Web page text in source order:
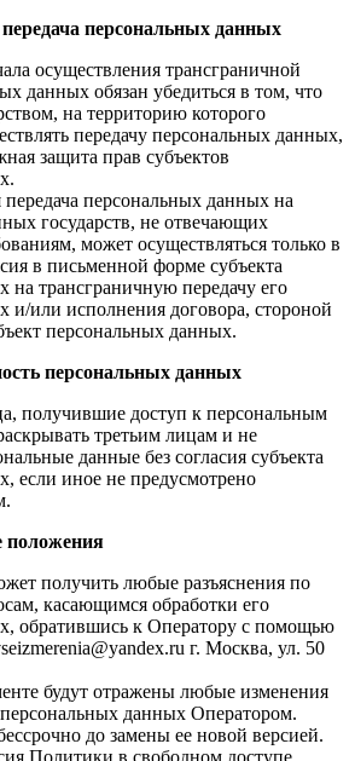
персональных данных
осуществления трансграничной
данных обязан убедиться в том, что
на территорию которого
передачу персональных данных,
защита прав субъектов
передача персональных данных на
государств, не отвечающих
может осуществляться только в
в письменной форме субъекта
на трансграничную передачу его
и/или исполнения договора, стороной
персональных данных.
персональных данных
получившие доступ к персональным
третьим лицам и не
данные без согласия субъекта
если иное не предусмотрено
положения
получить любые разъяснения по
касающимся обработки его
обратившись к Оператору с помощью
г. Москва, ул. 50
будут отражены любые изменения
данных Оператором.
до замены ее новой версией.